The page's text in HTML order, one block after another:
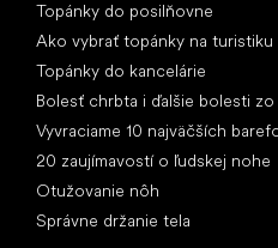
Topánky do posilňovne
Ako vybrať topánky na turistiku
Topánky do kancelárie
Bolesť chrbta i ďalšie bolesti
Vyvraciame 10 najväčších
20 zaujímavostí o ľudskej nohe
Otužovanie nôh
Správne držanie tela